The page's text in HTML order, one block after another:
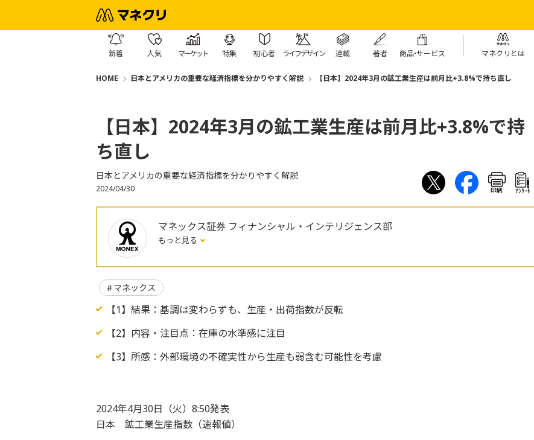
新着 人気 マーケット 特集 初心者 ライフデザイン 連載 著者 商品・サービス マネクリとは
HOME 日本とアメリカの重要な経済指標を分かりやすく解説 【日本】2024年3月の鉱工業生産は前月比+3.8%で持ち直し
【日本】2024年3月の鉱工業生産は前月比+3.8%で持
ち直し
日本とアメリカの重要な経済指標を分かりやすく解説
2024/04/30 印刷 ｱﾝｹｰﾄ
マネックス証券 フィナンシャル・インテリジェンス部
もっと見る
マネックス
【1】結果：基調は変わらずも、生産・出荷指数が反転
【2】内容・注目点：在庫の水準感に注目
【3】所感：外部環境の不確実性から生産も弱含む可能性を考慮
2024年4月30日（火）8:50発表
日本 鉱工業生産指数（速報値）